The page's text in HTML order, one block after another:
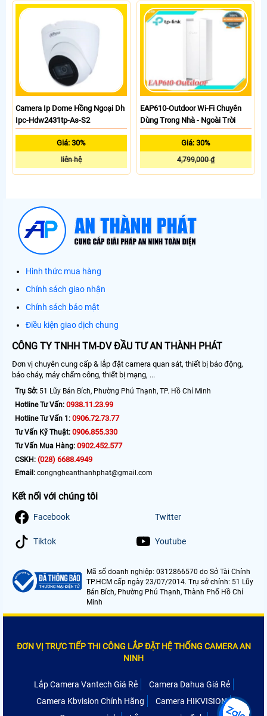
Camera Ip Dome Hồng Ngoại Dh
Ipc-Hdw2431tp-As-S2
Giá: 30%
liên hệ
EAP610-Outdoor Wi-Fi Chuyên
Dùng Trong Nhà - Ngoài Trời
Giá: 30%
4,799,000 ₫
Hình thức mua hàng
Chính sách giao nhận
Chính sách bảo mật
Điều kiện giao dịch chung
CÔNG TY TNHH TM-DV ĐẦU TƯ AN THÀNH PHÁT
Đơn vị chuyên cung cấp & lắp đặt camera quan sát, thiết bị báo động,
báo cháy, máy chấm công, thiết bị mạng, ...
Trụ Sở: 51 Lũy Bán Bích, Phường Phú Thạnh, TP. Hồ Chí Minh
Hotline Tư Vấn: 0938.11.23.99
Hotline Tư Vấn 1: 0906.72.73.77
Tư Vấn Kỹ Thuật: 0906.855.330
Tư Vấn Mua Hàng: 0902.452.577
CSKH: (028) 6688.4949
Email: congngheanthanhphat@gmail.com
Kết nối với chúng tôi
Facebook Twitter
Tiktok Youtube
Mã số doanh nghiệp: 0312866570 do Sở Tài Chính
TP.HCM cấp ngày 23/07/2014. Trụ sở chính: 51 Lũy
Bán Bích, Phường Phú Thạnh, Thành Phố Hồ Chí
Minh
ĐƠN VỊ TRỰC TIẾP THI CÔNG LẮP ĐẶT HỆ THỐNG CAMERA AN
NINH
Lắp Camera Vantech Giá Rẻ
Camera Dahua Giá Rẻ
Camera Kbvision Chính Hãng
Camera HIKVISION